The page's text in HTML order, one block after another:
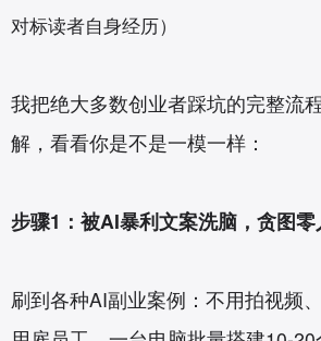
对标读者自身经历）
我把绝大多数创业者踩坑的完整流
解，看看你是不是一模一样：
步骤1：被AI暴利文案洗脑，贪图
刷到各种AI副业案例：不用拍视频